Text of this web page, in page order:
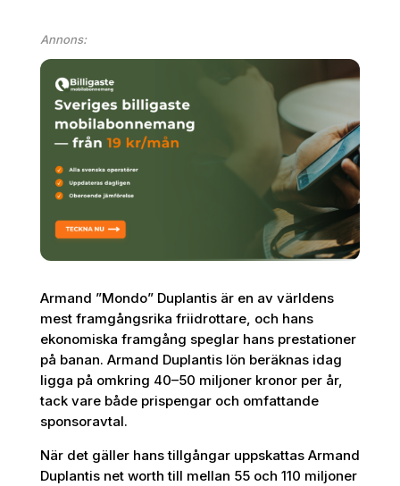
Annons:
Armand ”Mondo” Duplantis är en av världens
mest framgångsrika friidrottare, och hans
ekonomiska framgång speglar hans prestationer
på banan. Armand Duplantis lön beräknas idag
ligga på omkring 40–50 miljoner kronor per år,
tack vare både prispengar och omfattande
sponsoravtal.
När det gäller hans tillgångar uppskattas Armand
Duplantis net worth till mellan 55 och 110 miljoner